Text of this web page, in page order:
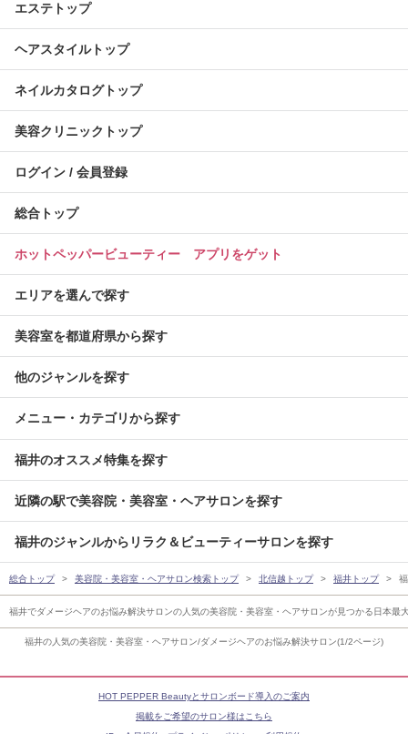
福井の人気の美容院・美容室・ヘアサロン/ダメージヘアのお悩み解決サロン(1/2ページ)
エステトップ
ヘアスタイルトップ
ネイルカタログトップ
美容クリニックトップ
ログイン / 会員登録
総合トップ
ホットペッパービューティー アプリをゲット
エリアを選んで探す
美容室を都道府県から探す
他のジャンルを探す
メニュー・カテゴリから探す
福井のオススメ特集を探す
近隣の駅で美容院・美容室・ヘアサロンを探す
福井のジャンルからリラク＆ビューティーサロンを探す
総合トップ 美容院・美容室・ヘアサロン検索トップ 北信越トップ 福井トップ
福井でダメージヘアのお悩み解決サロンの人気の美容院・美容室・ヘアサロンが見つかる日本
HOT PEPPER Beautyとサロンボード導入のご案内
掲載をご希望のサロン様はこちら